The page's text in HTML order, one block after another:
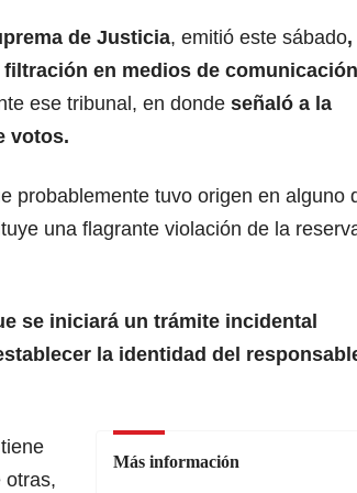
de Justicia, emitió este sábado,
en medios de comunicación
ese tribunal, en donde señaló a la
votos.
probablemente tuvo origen en alguno
una flagrante violación de la
se iniciará un trámite incidental
la identidad del
Más información
otras,